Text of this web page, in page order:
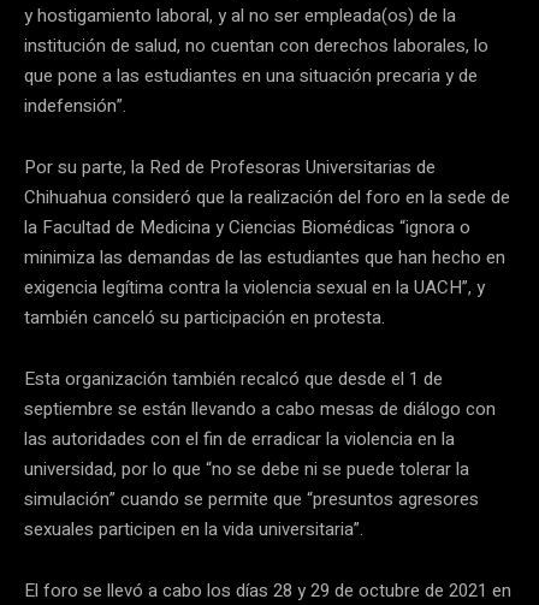
y hostigamiento laboral, y al no ser empleada(os) de la
institución de salud, no cuentan con derechos laborales, lo
que pone a las estudiantes en una situación precaria y de
indefensión”.
Por su parte, la Red de Profesoras Universitarias de
Chihuahua consideró que la realización del foro en la sede de
la Facultad de Medicina y Ciencias Biomédicas “ignora o
minimiza las demandas de las estudiantes que han hecho en
exigencia legítima contra la violencia sexual en la UACH”, y
también canceló su participación en protesta.
Esta organización también recalcó que desde el 1 de
septiembre se están llevando a cabo mesas de diálogo con
las autoridades con el fin de erradicar la violencia en la
universidad, por lo que “no se debe ni se puede tolerar la
simulación” cuando se permite que “presuntos agresores
sexuales participen en la vida universitaria”.
El foro se llevó a cabo los días 28 y 29 de octubre de 2021 en